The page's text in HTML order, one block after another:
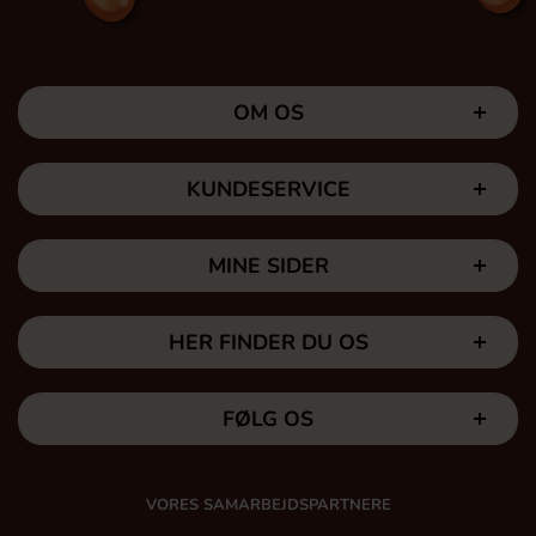
OM OS
KUNDESERVICE
MINE SIDER
HER FINDER DU OS
FØLG OS
VORES SAMARBEJDSPARTNERE